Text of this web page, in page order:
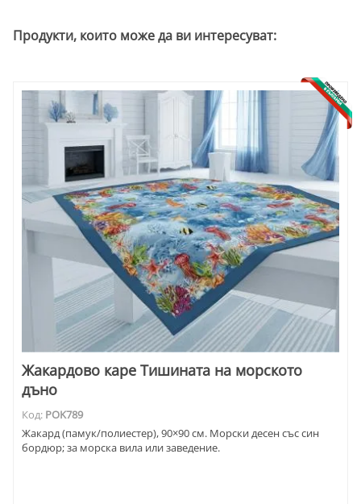
Продукти, които може да ви интересуват:
Жакардово каре Тишината на морското
дъно
Код: POK789
Жакард (памук/полиестер), 90×90 см. Морски десен със син
бордюр; за морска вила или заведение.